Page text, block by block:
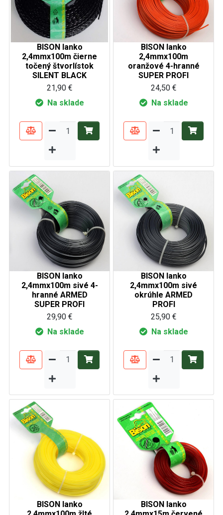
BISON lanko
2,4mmx100m čierne
točený štvorlístok
SILENT BLACK
21,90 €
Na sklade
BISON lanko
2,4mmx100m
oranžové 4-hranné
SUPER PROFI
24,50 €
Na sklade
BISON lanko
2,4mmx100m sivé 4-
hranné ARMED
SUPER PROFI
29,90 €
Na sklade
BISON lanko
2,4mmx100m sivé
okrúhle ARMED
PROFI
25,90 €
Na sklade
BISON lanko
BISON lanko